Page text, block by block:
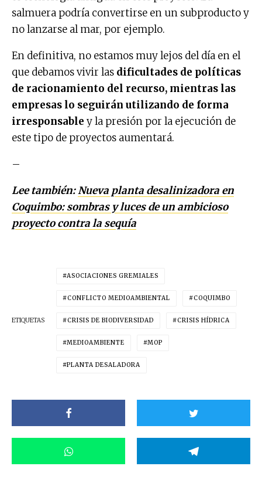
salmuera podría convertirse en un subproducto y
no lanzarse al mar, por ejemplo.
En definitiva, no estamos muy lejos del día en el
que debamos vivir las dificultades de políticas
de racionamiento del recurso, mientras las
empresas lo seguirán utilizando de forma
irresponsable y la presión por la ejecución de
este tipo de proyectos aumentará.
–
Lee también:Nueva planta desalinizadora en
Coquimbo: sombras y luces de un ambicioso
proyecto contra la sequía
ETIQUETAS
ASOCIACIONES GREMIALES
CONFLICTO MEDIOAMBIENTAL COQUIMBO
CRISIS DE BIODIVERSIDAD CRISIS HÍDRICA
MEDIOAMBIENTE MOP
PLANTA DESALADORA